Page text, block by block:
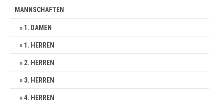
MANNSCHAFTEN
1. DAMEN
1. HERREN
2. HERREN
3. HERREN
4. HERREN